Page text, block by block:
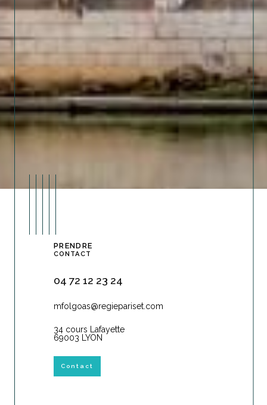
PRENDRE
CONTACT
04 72 12 23 24
mfolgoas@regiepariset.com
34 cours Lafayette
69003 LYON
Contact